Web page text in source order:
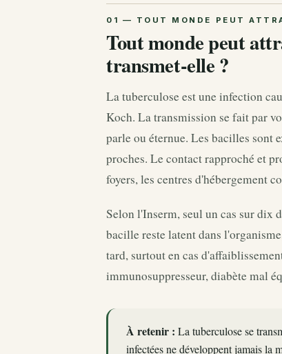
Tout monde peut
transmet-elle ?
La tuberculose est une infection
Koch. La transmission se fait par
parle ou éternue. Les bacilles sont
proches. Le contact rapproché et
foyers, les centres d'hébergement
Selon l'Inserm, seul un cas sur dix
bacille reste latent dans
tard, surtout en cas
immunosuppresseur, diabète mal
À retenir : La tuberculose se
infectées ne développent jamais la